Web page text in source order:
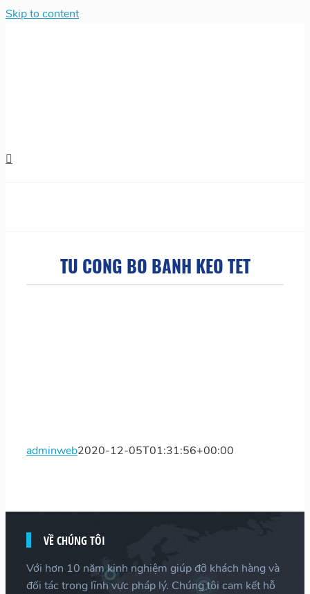
Skip to content
TU CONG BO BANH KEO TET
adminweb2020-12-05T01:31:56+00:00
VỀ CHÚNG TÔI
Với hơn 10 năm kinh nghiệm giúp đỡ khách hàng và
đối tác trong lĩnh vực pháp lý. Chúng tôi cam kết hỗ